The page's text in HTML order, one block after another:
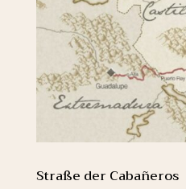
Straße der Cabañeros